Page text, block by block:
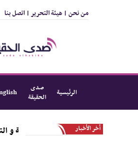
من نحن | هيئة التحرير | اتصل بنا
الرئيسية
صدى
الحقيقة
أخر الأخبار
وزير الصناعة و التجارة